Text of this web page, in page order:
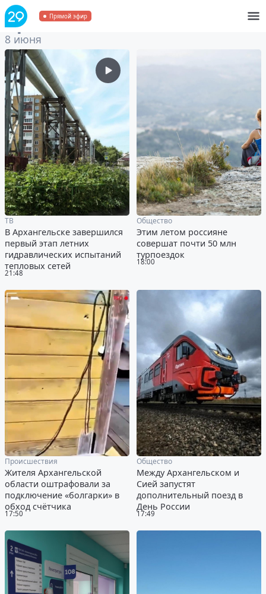
Прямой эфир
Архивза 8 июня 2026
8 июня
21:48
ТВ
В Архангельске завершился
первый этап летних
гидравлических испытаний
тепловых сетей
18:00
Общество
Этим летом россияне
совершат почти 50 млн
турпоездок
17:50
Происшествия
Жителя Архангельской
области оштрафовали за
подключение «болгарки» в
обход счётчика
17:49
Общество
Между Архангельском и
Сией запустят
дополнительный поезд в
День России